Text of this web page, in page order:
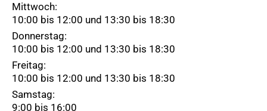
Mittwoch:
10:00 bis 12:00 und 13:30 bis 18:30
Donnerstag:
10:00 bis 12:00 und 13:30 bis 18:30
Freitag:
10:00 bis 12:00 und 13:30 bis 18:30
Samstag:
9:00 bis 16:00